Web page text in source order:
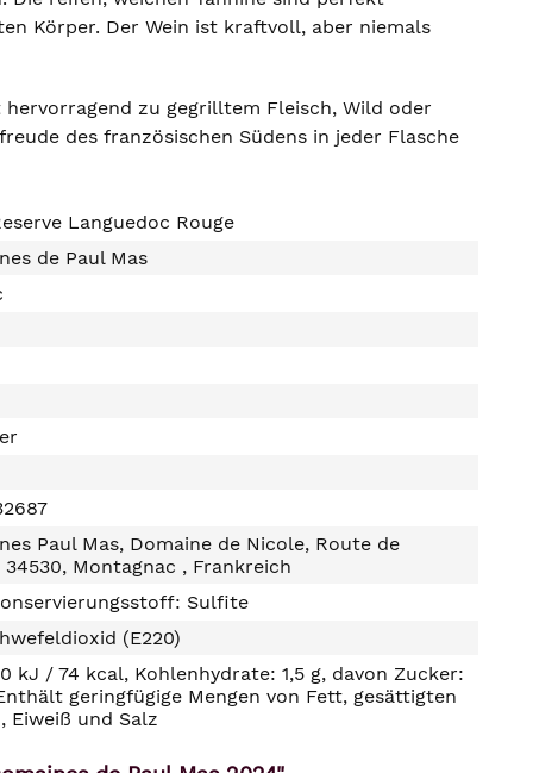
Körper. Der Wein ist kraftvoll, aber niemals
zu gegrilltem Fleisch, Wild oder
des französischen Südens in jeder Flasche
Languedoc Rouge
de Paul Mas
Paul Mas, Domaine de Nicole, Route de
34530, Montagnac , Frankreich
Sulfite
(E220)
kJ / 74 kcal, Kohlenhydrate: 1,5 g, davon Zucker:
geringfügige Mengen von Fett, gesättigten
Eiweiß und Salz